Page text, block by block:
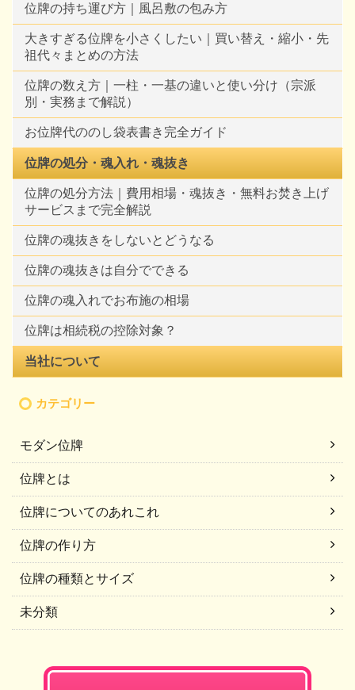
位牌の持ち運び方｜風呂敷の包み方
大きすぎる位牌を小さくしたい｜買い替え・縮小・先
祖代々まとめの方法
位牌の数え方｜一柱・一基の違いと使い分け（宗派
別・実務まで解説）
お位牌代ののし袋表書き完全ガイド
位牌の処分・魂入れ・魂抜き
位牌の処分方法｜費用相場・魂抜き・無料お焚き上げ
サービスまで完全解説
位牌の魂抜きをしないとどうなる
位牌の魂抜きは自分でできる
位牌の魂入れでお布施の相場
位牌は相続税の控除対象？
当社について
カテゴリー
モダン位牌
位牌とは
位牌についてのあれこれ
位牌の作り方
位牌の種類とサイズ
未分類